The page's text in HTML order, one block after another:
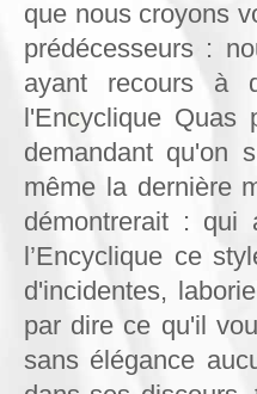
que nous croyons
prédécesseurs :
ayant recours à
l'Encyclique Quas
demandant qu'on
même la dernière
démontrerait : qui
l’Encyclique ce
d'incidentes,
par dire ce qu'il
sans élégance